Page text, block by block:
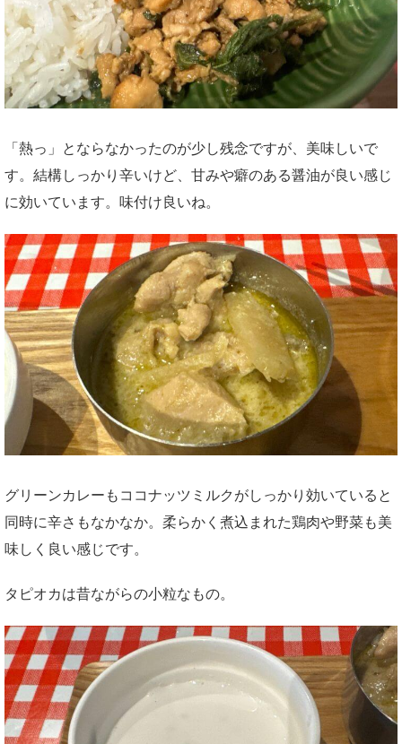
「熱っ」とならなかったのが少し残念ですが、美味しいで
す。結構しっかり辛いけど、甘みや癖のある醤油が良い感じ
に効いています。味付け良いね。
グリーンカレーもココナッツミルクがしっかり効いていると
同時に辛さもなかなか。柔らかく煮込まれた鶏肉や野菜も美
味しく良い感じです。
タピオカは昔ながらの小粒なもの。